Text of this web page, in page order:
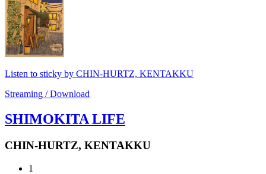
Listen to sticky by CHIN-HURTZ, KENTAKKU
Streaming / Download
SHIMOKITA LIFE
CHIN-HURTZ, KENTAKKU
1